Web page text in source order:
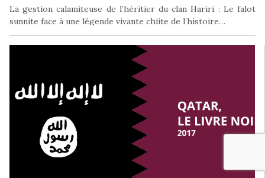
La gestion calamiteuse de l’héritier du clan Hariri : Le falot
sunnite face à une légende vivante chiite de l’histoire…